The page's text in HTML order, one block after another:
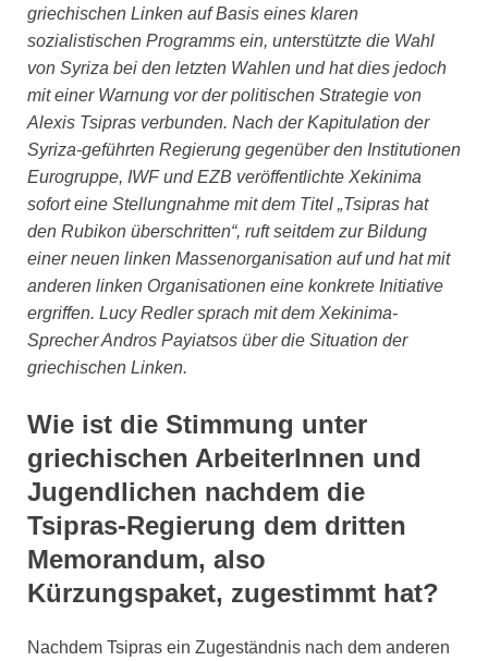
griechischen Linken auf Basis eines klaren
sozialistischen Programms ein, unterstützte die Wahl
von Syriza bei den letzten Wahlen und hat dies jedoch
mit einer Warnung vor der politischen Strategie von
Alexis Tsipras verbunden. Nach der Kapitulation der
Syriza-geführten Regierung gegenüber den Institutionen
Eurogruppe, IWF und EZB veröffentlichte Xekinima
sofort eine Stellungnahme mit dem Titel „Tsipras hat
den Rubikon überschritten“, ruft seitdem zur Bildung
einer neuen linken Massenorganisation auf und hat mit
anderen linken Organisationen eine konkrete Initiative
ergriffen. Lucy Redler sprach mit dem Xekinima-
Sprecher Andros Payiatsos über die Situation der
griechischen Linken.
Wie ist die Stimmung unter
griechischen ArbeiterInnen und
Jugendlichen nachdem die
Tsipras-Regierung dem dritten
Memorandum, also
Kürzungspaket, zugestimmt hat?
Nachdem Tsipras ein Zugeständnis nach dem anderen